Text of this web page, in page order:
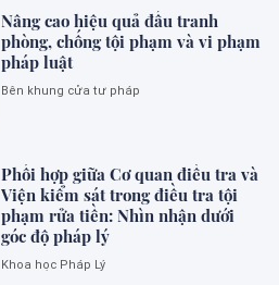
Nâng cao hiệu quả đấu tranh
phòng, chống tội phạm và vi phạm
pháp luật
Bên khung cửa tư pháp
Phối hợp giữa Cơ quan điều tra và
Viện kiểm sát trong điều tra tội
phạm rửa tiền: Nhìn nhận dưới
góc độ pháp lý
Khoa học Pháp Lý